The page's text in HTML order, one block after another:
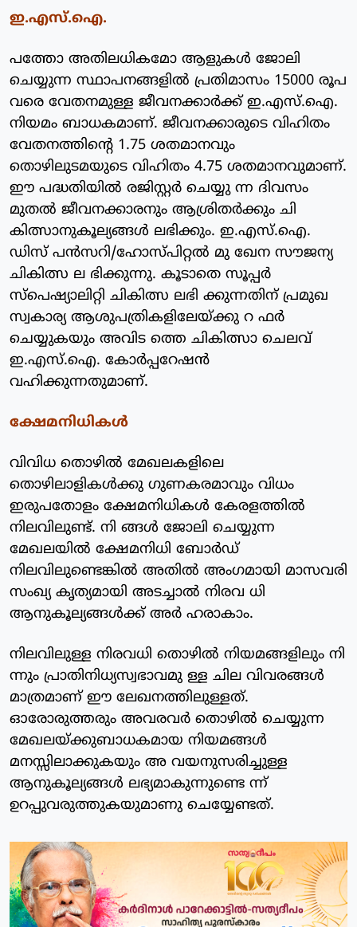
ഇ.എസ്.ഐ.
പത്തോ അതിലധികമോ ആളുകള്‍ ജോലി
ചെയ്യുന്ന സ്ഥാപനങ്ങളില്‍ പ്രതിമാസം 15000 രൂപ
വരെ വേതനമുള്ള ജീവനക്കാര്‍ക്ക് ഇ.എസ്.ഐ.
നിയമം ബാധകമാണ്. ജീവനക്കാരുടെ വിഹിതം
വേതനത്തിന്റെ 1.75 ശതമാനവും
തൊഴിലുടമയുടെ വിഹിതം 4.75 ശതമാനവുമാണ്.
ഈ പദ്ധതിയില്‍ രജിസ്റ്റര്‍ ചെയ്യു ന്ന ദിവസം
മുതല്‍ ജീവനക്കാരനും ആശ്രിതര്‍ക്കും ചി
കിത്സാനുകൂല്യങ്ങള്‍ ലഭിക്കും. ഇ.എസ്.ഐ.
ഡിസ് പന്‍സറി/ഹോസ്പിറ്റല്‍ മു ഖേന സൗജന്യ
ചികിത്സ ല ഭിക്കുന്നു. കൂടാതെ സൂപ്പര്‍
സ്‌പെഷ്യാലിറ്റി ചികിത്സ ലഭി ക്കുന്നതിന് പ്രമുഖ
സ്വകാര്യ ആശുപത്രികളിലേയ്ക്കു റ ഫര്‍
ചെയ്യുകയും അവിട ത്തെ ചികിത്സാ ചെലവ്
ഇ.എസ്.ഐ. കോര്‍പ്പറേഷന്‍
വഹിക്കുന്നതുമാണ്.
ക്ഷേമനിധികള്‍
വിവിധ തൊഴില്‍ മേഖലകളിലെ
തൊഴിലാളികള്‍ക്കു ഗുണകരമാവും വിധം
ഇരുപതോളം ക്ഷേമനിധികള്‍ കേരളത്തില്‍
നിലവിലുണ്ട്. നി ങ്ങള്‍ ജോലി ചെയ്യുന്ന
മേഖലയില്‍ ക്ഷേമനിധി ബോര്‍ഡ്
നിലവിലുണ്ടെങ്കില്‍ അതില്‍ അംഗമായി മാസവരി
സംഖ്യ കൃത്യമായി അടച്ചാല്‍ നിരവ ധി
ആനുകൂല്യങ്ങള്‍ക്ക് അര്‍ ഹരാകാം.
നിലവിലുള്ള നിരവധി തൊഴില്‍ നിയമങ്ങളിലും നി
ന്നും പ്രാതിനിധ്യസ്വഭാവമു ള്ള ചില വിവരങ്ങള്‍
മാത്രമാണ് ഈ ലേഖനത്തിലുള്ളത്.
ഓരോരുത്തരും അവരവര്‍ തൊഴില്‍ ചെയ്യുന്ന
മേഖലയ്ക്കുബാധകമായ നിയമങ്ങള്‍
മനസ്സിലാക്കുകയും അ വയനുസരിച്ചുള്ള
ആനുകൂല്യങ്ങള്‍ ലഭ്യമാകുന്നുണ്ടെ ന്ന്
ഉറപ്പുവരുത്തുകയുമാണു ചെയ്യേണ്ടത്.